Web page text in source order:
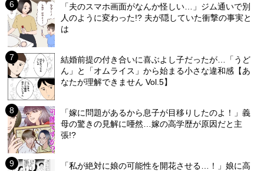
「夫のスマホ画面がなんか怪しい…」ジム通いで別
人のように変わった!? 夫が隠していた衝撃の事実と
は
結婚前提の付き合いに喜ぶよし子だったが…「うど
ん」と「オムライス」から始まる小さな違和感【あ
なたが理解できません Vol.5】
「嫁に問題があるから息子が目移りしたのよ！」義
母の驚きの見解に唖然…嫁の高学歴が原因だと主
張!?
「私が絶対に娘の可能性を開花させる…！」娘に高